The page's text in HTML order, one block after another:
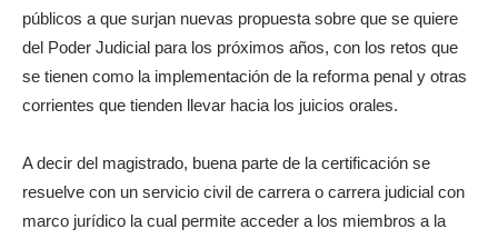
públicos a que surjan nuevas propuesta sobre que se quiere
del Poder Judicial para los próximos años, con los retos que
se tienen como la implementación de la reforma penal y otras
corrientes que tienden llevar hacia los juicios orales.
A decir del magistrado, buena parte de la certificación se
resuelve con un servicio civil de carrera o carrera judicial con
marco jurídico la cual permite acceder a los miembros a la